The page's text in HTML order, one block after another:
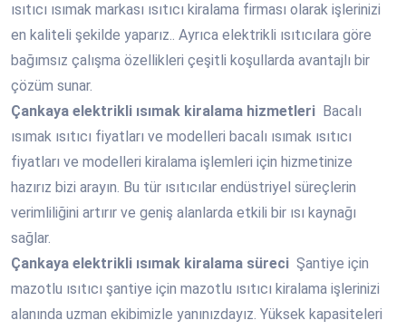
ısıtıcı ısımak markası ısıtıcı kiralama firması olarak işlerinizi
en kaliteli şekilde yaparız.. Ayrıca elektrikli ısıtıcılara göre
bağımsız çalışma özellikleri çeşitli koşullarda avantajlı bir
çözüm sunar.
Çankaya elektrikli ısımak kiralama hizmetleri Bacalı
ısımak ısıtıcı fiyatları ve modelleri bacalı ısımak ısıtıcı
fiyatları ve modelleri kiralama işlemleri için hizmetinize
hazırız bizi arayın. Bu tür ısıtıcılar endüstriyel süreçlerin
verimliliğini artırır ve geniş alanlarda etkili bir ısı kaynağı
sağlar.
Çankaya elektrikli ısımak kiralama süreci Şantiye için
mazotlu ısıtıcı şantiye için mazotlu ısıtıcı kiralama işlerinizi
alanında uzman ekibimizle yanınızdayız. Yüksek kapasiteleri